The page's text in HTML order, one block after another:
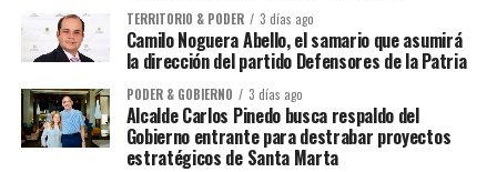
TERRITORIO & PODER 3 días ago
Camilo Noguera Abello, el samario que asumirá
la dirección del partido Defensores de la Patria
PODER & GOBIERNO 3 días ago
Alcalde Carlos Pinedo busca respaldo del
Gobierno entrante para destrabar proyectos
estratégicos de Santa Marta